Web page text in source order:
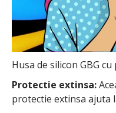
Husa de silicon GBG
Protectie extinsa:
protectie extinsa ajuta